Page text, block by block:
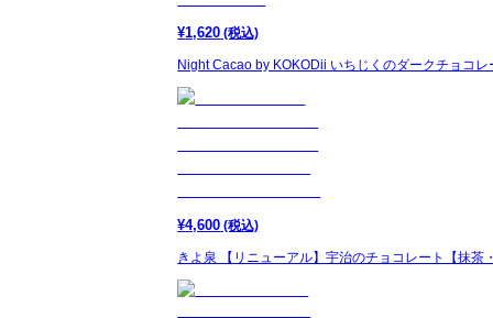
¥1,620 (税込)
Night Cacao by KOKODii いちじくのダークチョコレ
¥4,600 (税込)
きよ泉 【リニューアル】宇治のチョコレート【抹茶